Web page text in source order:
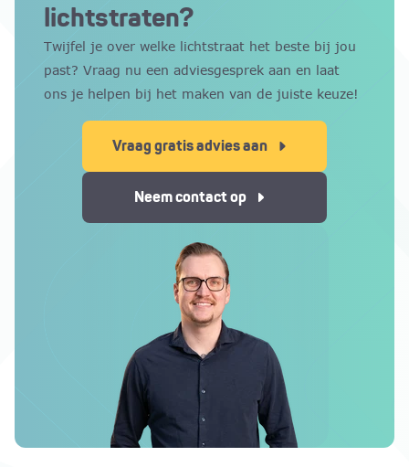
lichtstraten?
Twijfel je over welke lichtstraat het beste bij jou
past? Vraag nu een adviesgesprek aan en laat
ons je helpen bij het maken van de juiste keuze!
Vraag gratis advies aan
Neem contact op